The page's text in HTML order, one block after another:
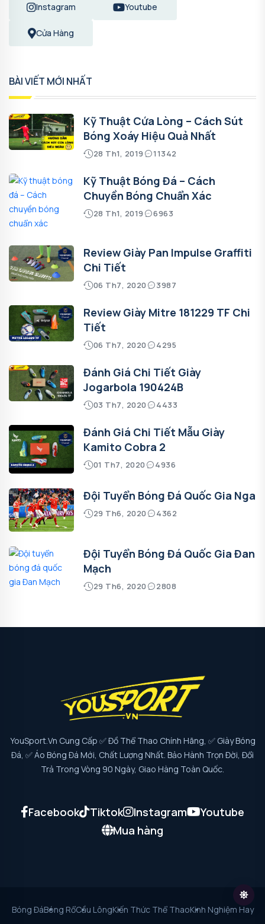
Instagram Youtube
Cửa Hàng
BÀI VIẾT MỚI NHẤT
Kỹ Thuật Cứa Lòng – Cách Sút
Bóng Xoáy Hiệu Quả Nhất
28 Th1, 2019 11342
Kỹ Thuật Bóng Đá – Cách
Chuyền Bóng Chuẩn Xác
28 Th1, 2019 6963
Review Giày Pan Impulse Graffiti
Chi Tiết
06 Th7, 2020 3987
Review Giày Mitre 181229 TF Chi
Tiết
06 Th7, 2020 4295
Đánh Giá Chi Tiết Giày
Jogarbola 190424B
03 Th7, 2020 4433
Đánh Giá Chi Tiết Mẫu Giày
Kamito Cobra 2
01 Th7, 2020 4936
Đội Tuyển Bóng Đá Quốc Gia Nga
29 Th6, 2020 4362
Đội Tuyển Bóng Đá Quốc Gia Đan
Mạch
29 Th6, 2020 2808
YouSport.vn Cung Cấp ✅ Đồ Thể Thao Chính Hãng, ✅ Giày Bóng
Đá, ✅ Áo Bóng Đá Mới, Chất Lượng Nhất. Bảo Hành Trọn Đời, Đổi
Trả Trong Vòng 90 Ngày, Giao Hàng Toàn Quốc.
Facebook Tiktok Instagram
Youtube
Mua hàng
Bóng ĐáBóng RổCầu LôngKiến Thức Thể ThaoKinh Nghiệm Hay